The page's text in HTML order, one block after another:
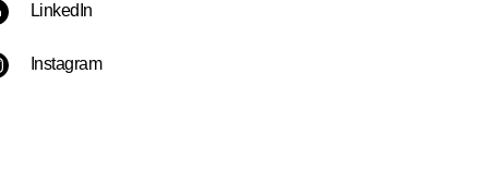
LinkedIn
Instagram